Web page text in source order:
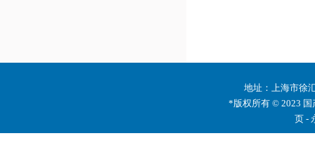
地址：上海市徐
*版权所有 © 2023 国
页 -